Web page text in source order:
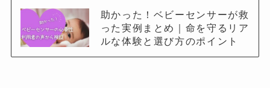
助かった！ベビーセンサーが救
った実例まとめ｜命を守るリア
ルな体験と選び方のポイント